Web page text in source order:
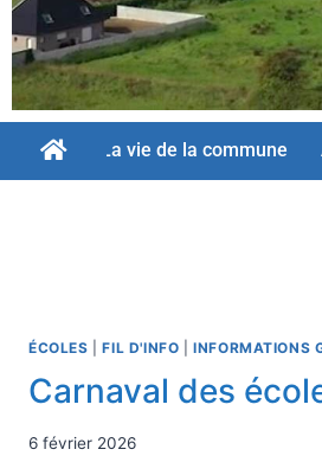
La vie de la commune
ÉCOLES |FIL D'INFO |INFORMATIONS
Carnaval des
6 février 2026